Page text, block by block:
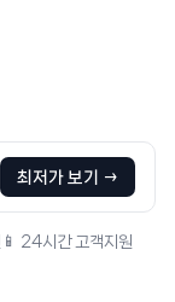
최저가 보기 →
📱 24시간 고객지원